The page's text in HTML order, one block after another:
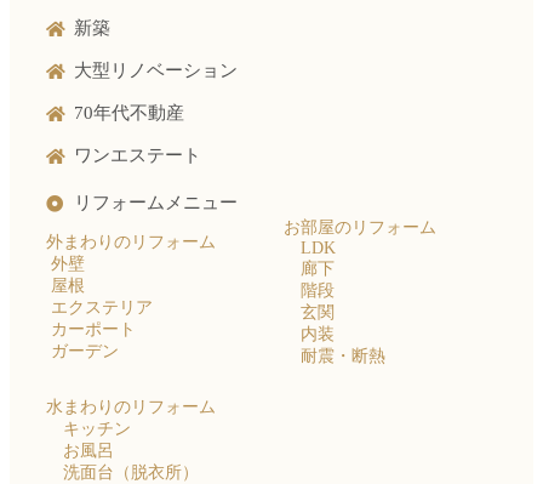
新築
大型リノベーション
70年代不動産
ワンエステート
リフォームメニュー
外まわりのリフォーム
外壁
屋根
エクステリア
カーポート
ガーデン
水まわりのリフォーム
キッチン
お風呂
洗面台（脱衣所）
お部屋のリフォーム
LDK
廊下
階段
玄関
内装
耐震・断熱